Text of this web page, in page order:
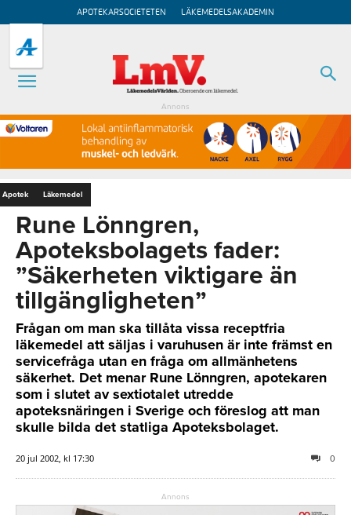
APOTEKARSOCIETETEN LÄKEMEDELSAKADEMIN
Annons
Apotek Läkemedel
Rune Lönngren,
Apoteksbolagets fader:
”Säkerheten viktigare än
tillgängligheten”
Frågan om man ska tillåta vissa receptfria
läkemedel att säljas i varuhusen är inte främst en
servicefråga utan en fråga om allmänhetens
säkerhet. Det menar Rune Lönngren, apotekaren
som i slutet av sextiotalet utredde
apoteksnäringen i Sverige och föreslog att man
skulle bilda det statliga Apoteksbolaget.
20 jul 2002, kl 17:30 0
Annons